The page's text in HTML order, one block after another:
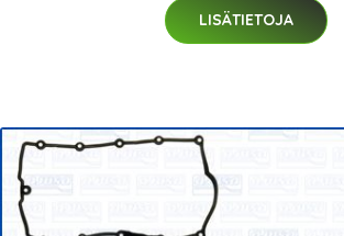
LISÄTIETOJA